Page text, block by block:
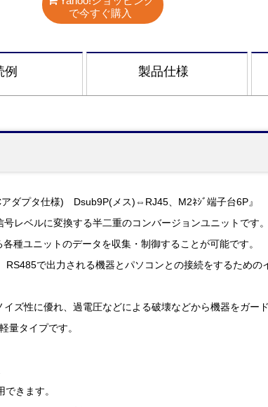
で今すぐ購入
例 製品仕様
ダプタ仕様) Dsub9P(メス)⇔RJ45、M2ﾈｼﾞ端子台6P』
レベルに変換する半二重のコンバージョンユニットです。
種ユニットのデータを収集・制御することが可能です。
RS485で出力される機器とパソコンとの接続をするための
ズ性に優れ、過電圧などによる破壊などから機器をガー
量タイプです。
きます。